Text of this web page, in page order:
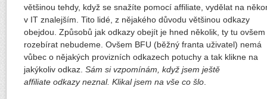
většinou tehdy, když se snažíte pomocí affiliate, vydělat na
v IT znalejším. Tito lidé, z nějakého důvodu většinou odkazy
obejdou. Způsobů jak odkazy obejít je hned několik, ty tu ovšem
rozebírat nebudeme. Ovšem BFU (běžný franta uživatel) nemá
vůbec o nějakých provizních odkazech potuchy a tak klikne na
jakýkoliv odkaz. Sám si vzpomínám, když jsem ještě
affiliate odkazy neznal. Klikal jsem na vše co šlo